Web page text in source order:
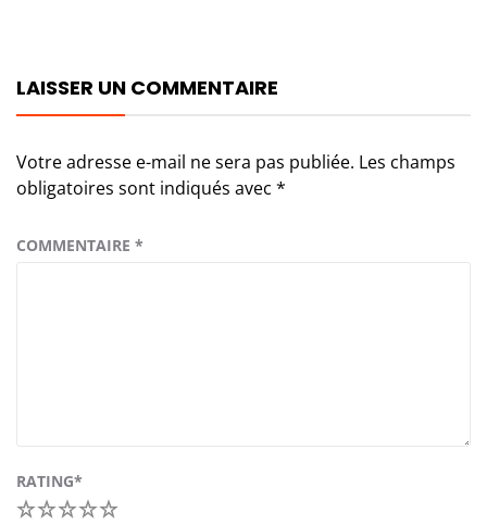
LAISSER UN COMMENTAIRE
Votre adresse e-mail ne sera pas publiée. Les champs
obligatoires sont indiqués avec *
COMMENTAIRE *
RATING*
5
4
3
2